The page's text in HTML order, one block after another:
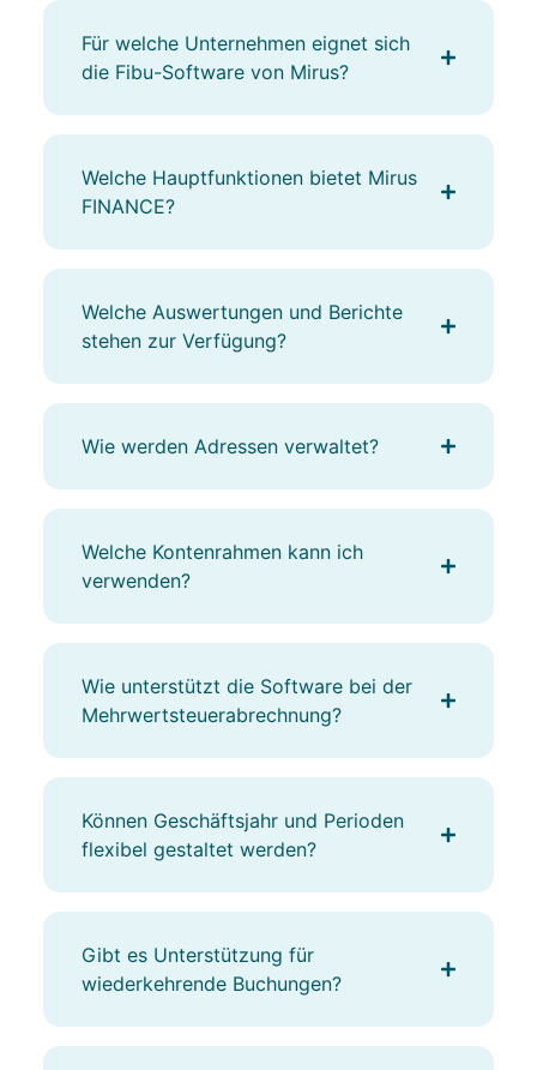
Für welche Unternehmen eignet sich
die Fibu-Software von Mirus?
Welche Hauptfunktionen bietet Mirus
FINANCE?
Welche Auswertungen und Berichte
stehen zur Verfügung?
Wie werden Adressen verwaltet?
Welche Kontenrahmen kann ich
verwenden?
Wie unterstützt die Software bei der
Mehrwertsteuerabrechnung?
Können Geschäftsjahr und Perioden
flexibel gestaltet werden?
Gibt es Unterstützung für
wiederkehrende Buchungen?